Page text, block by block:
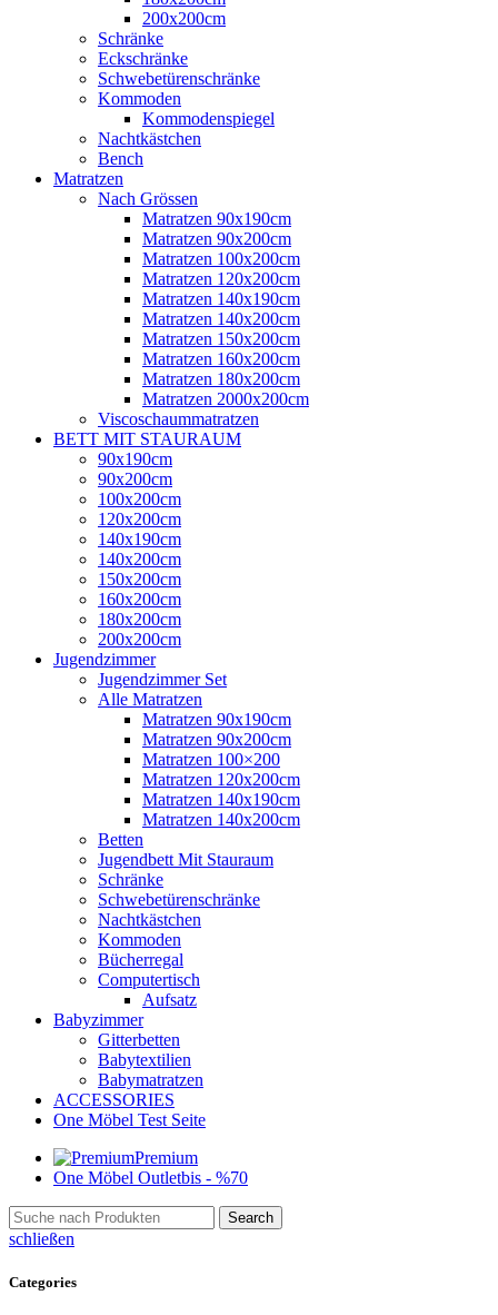
200x200cm
Schränke
Eckschränke
Schwebetürenschränke
Kommoden
Kommodenspiegel
Nachtkästchen
Bench
Matratzen
Nach Grössen
Matratzen 90x190cm
Matratzen 90x200cm
Matratzen 100x200cm
Matratzen 120x200cm
Matratzen 140x190cm
Matratzen 140x200cm
Matratzen 150x200cm
Matratzen 160x200cm
Matratzen 180x200cm
Matratzen 2000x200cm
Viscoschaummatratzen
BETT MIT STAURAUM
90x190cm
90x200cm
100x200cm
120x200cm
140x190cm
140x200cm
150x200cm
160x200cm
180x200cm
200x200cm
Jugendzimmer
Jugendzimmer Set
Alle Matratzen
Matratzen 90x190cm
Matratzen 90x200cm
Matratzen 100×200
Matratzen 120x200cm
Matratzen 140x190cm
Matratzen 140x200cm
Betten
Jugendbett Mit Stauraum
Schränke
Schwebetürenschränke
Nachtkästchen
Kommoden
Bücherregal
Computertisch
Aufsatz
Babyzimmer
Gitterbetten
Babytextilien
Babymatratzen
ACCESSORIES
One Möbel Test Seite
Premium
One Möbel Outletbis - %70
Search
schließen
Categories